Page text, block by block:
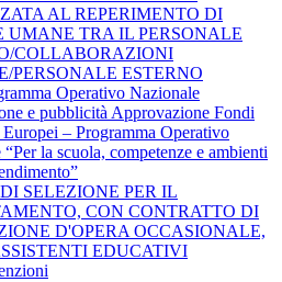
AL REPERIMENTO DI
UMANE TRA IL PERSONALE
COLLABORAZIONI
PERSONALE ESTERNO
Operativo Nazionale
e pubblicità Approvazione Fondi
– Programma Operativo
la scuola, competenze e ambienti
SELEZIONE PER IL
CON CONTRATTO DI
D'OPERA OCCASIONALE,
EDUCATIVI